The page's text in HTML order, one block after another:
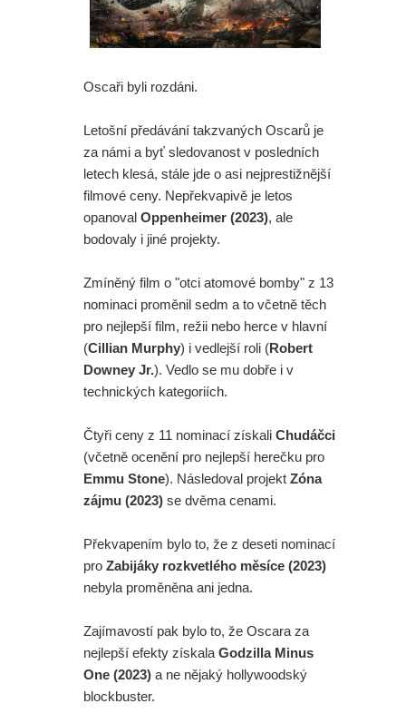
Oscaři byli rozdáni.
Letošní předávání takzvaných Oscarů je
za námi a byť sledovanost v posledních
letech klesá, stále jde o asi nejprestižnější
filmové ceny. Nepřekvapivě je letos
opanoval Oppenheimer (2023), ale
bodovaly i jiné projekty.
Zmíněný film o "otci atomové bomby" z 13
nominaci proměnil sedm a to včetně těch
pro nejlepší film, režii nebo herce v hlavní
(Cillian Murphy) i vedlejší roli (Robert
Downey Jr.). Vedlo se mu dobře i v
technických kategoriích.
Čtyři ceny z 11 nominací získali Chudáčci
(včetně ocenění pro nejlepší herečku pro
Emmu Stone). Následoval projekt Zóna
zájmu (2023) se dvěma cenami.
Překvapením bylo to, že z deseti nominací
pro Zabijáky rozkvetlého měsíce (2023)
nebyla proměněna ani jedna.
Zajímavostí pak bylo to, že Oscara za
nejlepší efekty získala Godzilla Minus
One (2023) a ne nějaký hollywoodský
blockbuster.